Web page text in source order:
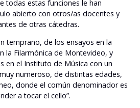
todas estas funciones le han
abierto con otros/as docentes y
de otras cátedras.
temprano, de los ensayos en la
la Filarmónica de Montevideo, y
en el Instituto de Música con un
numeroso, de distintas edades,
donde el común denominador es
a tocar el cello”.